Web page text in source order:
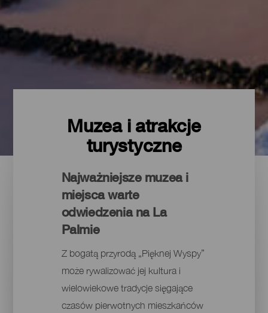
Muzea i atrakcje
turystyczne
Najważniejsze muzea i
miejsca warte
odwiedzenia na La
Palmie
Z bogatą przyrodą „Pięknej Wyspy”
może rywalizować jej kultura i
wielowiekowe tradycje sięgające
czasów pierwotnych mieszkańców